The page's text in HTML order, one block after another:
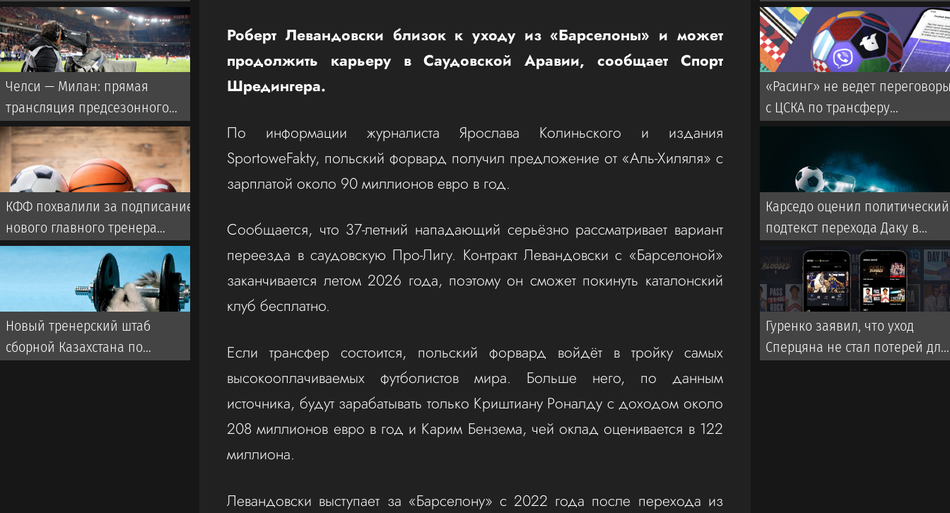
Роберт Левандовски близок к уходу из «Барселоны» и может
продолжить карьеру в Саудовской Аравии, сообщает Спорт
Шредингера.
По информации журналиста Ярослава Колиньского и издания
SportoweFakty, польский форвард получил предложение от «Аль-Хиляля» с
зарплатой около 90 миллионов евро в год.
Сообщается, что 37-летний нападающий серьёзно рассматривает вариант
переезда в саудовскую Про-Лигу. Контракт Левандовски с «Барселоной»
заканчивается летом 2026 года, поэтому он сможет покинуть каталонский
клуб бесплатно.
Если трансфер состоится, польский форвард войдёт в тройку самых
высокооплачиваемых футболистов мира. Больше него, по данным
источника, будут зарабатывать только Криштиану Роналду с доходом около
208 миллионов евро в год и Карим Бензема, чей оклад оценивается в 122
миллиона.
Левандовски выступает за «Барселону» с 2022 года после перехода из
забрать титул у Флика
Челси — Милан: прямая
трансляция предсезонного
матча с участием Дастана
Сатпаева
КФФ похвалили за подписание
нового главного тренера
сборной
Новый тренерский штаб
сборной Казахстана по
Когда и где смотреть турнир
«Расинг» не ведет
с ЦСКА по трансферу
Карседо оценил политический
подтекст перехода Даку в
«Спартак»
Гуренко заявил, что уход
Сперцяна не стал потерей для